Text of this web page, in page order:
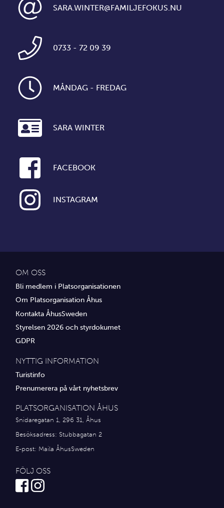
SARA.WINTER@FAMILJEFOKUS.NU
0733 - 72 09 39
MÅNDAG - FREDAG
SARA WINTER
FACEBOOK
INSTAGRAM
OM OSS
Bli medlem i Platsorganisationen
Om Platsorganisation Åhus
Kontakta ÅhusSweden
Styrelsen 2026 och styrdokumet
GDPR
NYTTIG INFORMATION
Turistinfo
Prenumerera på vårt nyhetsbrev
PLATSORGANISATION ÅHUS
Snidaregatan 1, 296 31, Åhus
Besöksadress: Stubbagatan 2
E-post: Maila ÅhusSweden
FÖLJ OSS